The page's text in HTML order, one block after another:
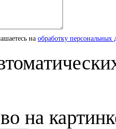
на обработку персональных
на